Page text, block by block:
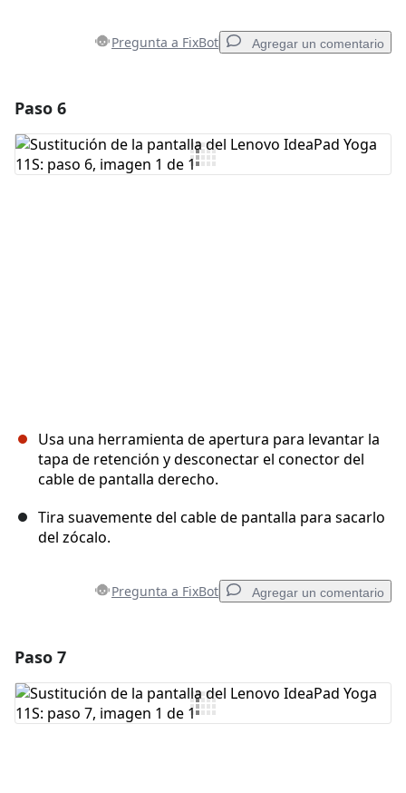
Pregunta a FixBot Agregar un comentario
Agregar Comentario
Paso 6
Usa una herramienta de apertura para levantar la
tapa de retención y desconectar el conector del
cable de pantalla derecho.
Tira suavemente del cable de pantalla para sacarlo
del zócalo.
Pregunta a FixBot Agregar un comentario
Agregar Comentario
Paso 7